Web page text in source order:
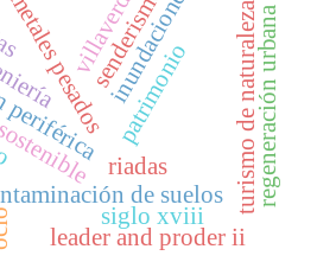
patrimonio turismo de naturaleza
de suelos
metales pesadosinundaciones
riadas
siglo xviii
leader and proder ii
senderismo
villaverde regeneración urbana